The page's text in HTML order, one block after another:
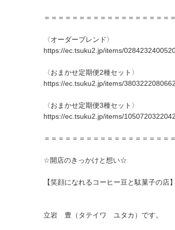
＝＝＝＝＝＝＝＝＝＝＝＝＝＝＝＝＝＝
〈オーダーブレンド〉
https://ec.tsuku2.jp/items/
〈おまかせ定期便2種セット〉
https://ec.tsuku2.jp/items/
〈おまかせ定期便3種セット〉
https://ec.tsuku2.jp/items/
＝＝＝＝＝＝＝＝＝＝＝＝＝＝＝＝＝＝
☆開店のきっかけと想い☆
【笑顔になれるコーヒー豆と駄菓子の店】
立岩 豊（タテイワ ユタカ）です。